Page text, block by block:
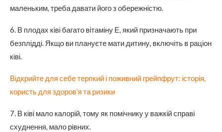
маленьким, треба давати його з обережністю.
6. В плодах ківі багато вітаміну Е, який призначають при
безплідді. Якщо ви плануєте мати дитину, включіть в раціон
ківі.
Відкрийте для себе терпкий і поживний грейпфрут: історія,
користь для здоров’я та ризики
7. В ківі мало калорій, тому як помічнику у важкій справі
схуднення, мало рівних.